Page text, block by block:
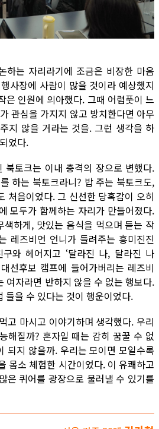
하는 자리라기에 조금은 비장한 마음
사장에 사람이 많을 것이라 예상했지
은 인원에 의아했다. 그때 어렴풋이 느
관심을 가지지 않고 방치한다면 아무
지 않을 거라는 것을. 그런 생각을 하
었다.
북토크는 이내 충격의 장으로 변했다.
는 북토크라니? 밥 주는 북토크도,
음이었다. 그 신선한 당혹감이 오히
모두가 함께하는 자리가 만들어졌다.
색하게, 맛있는 음식을 먹으며 듣는 작
레즈비언 언니가 들려주는 흥미진진
와 헤어지고 ‘달라진 나, 달라진 나
선후보 캠프에 들어가버리는 레즈비
여자라면 반하지 않을 수 없는 행보다.
들을 수 있다는 것이 행운이었다.
고 마시고 이야기하며 생각했다. 우리
해질까? 혼자일 때는 감히 꿈꿀 수 없
되지 않을까. 우리는 모이면 모일수록
몸소 체험한 시간이었다. 이 유쾌하고
은 퀴어를 광장으로 불러낼 수 있기를